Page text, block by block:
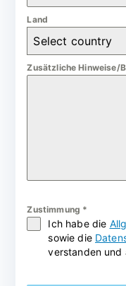
Land
Select country
Zusätzliche Hinweise/
Zustimmung *
Ich habe die
sowie die
verstanden und